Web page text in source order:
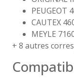
PEUGEOT
CAUTEX
MEYLE
+ 8 autres